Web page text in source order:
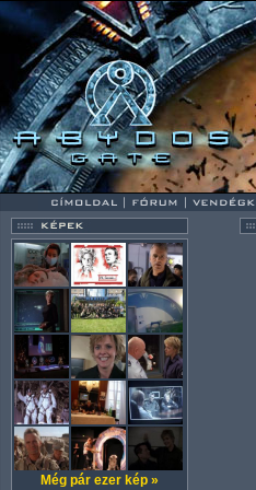
Még pár ezer kép »